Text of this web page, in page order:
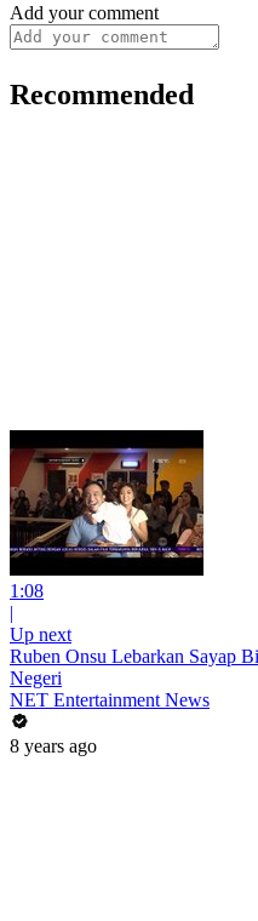
Add your comment
Recommended
1:08
|
Up next
Ruben Onsu Lebarkan Sayap
Negeri
NET Entertainment News
8 years ago